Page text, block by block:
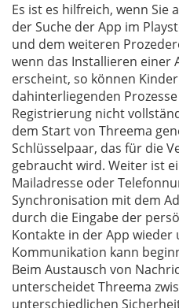
Es ist es hilfreich, wenn Sie
der Suche der App im
und dem weiteren
wenn das Installieren einer
erscheint, so können
dahinterliegenden
Registrierung nicht
dem Start von Threema
Schlüsselpaar, das für die
gebraucht wird. Weiter ist
Mailadresse oder
Synchronisation mit dem
durch die Eingabe der
Kontakte in der App wieder
Kommunikation kann
Beim Austausch von
unterscheidet Threema
unterschiedlichen